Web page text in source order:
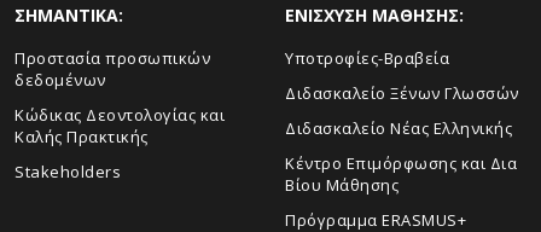
ΣHMANTIKA:
Προστασία προσωπικών
δεδομένων
Κώδικας Δεοντολογίας και
Καλής Πρακτικής
Stakeholders
ΕΝΙΣΧΥΣΗ ΜΑΘΗΣΗΣ:
Yποτροφίες-Βραβεία
Διδασκαλείο Ξένων Γλωσσών
Διδασκαλείο Νέας Ελληνικής
Κέντρο Επιμόρφωσης και Δια
Βίου Μάθησης
Πρόγραμμα ERASMUS+